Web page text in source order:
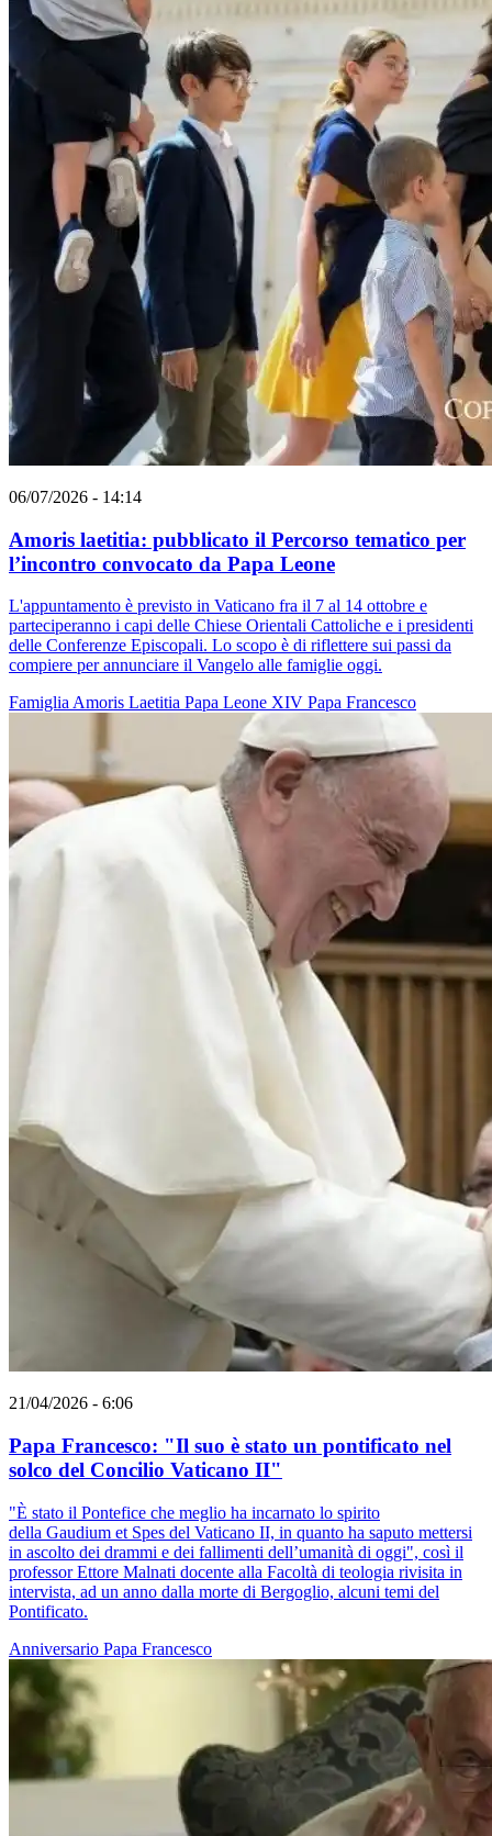
06/07/2026 - 14:14
Amoris laetitia: pubblicato il Percorso tematico per
l’incontro convocato da Papa Leone
L'appuntamento è previsto in Vaticano fra il 7 al 14 ottobre e
parteciperanno i capi delle Chiese Orientali Cattoliche e i presidenti
delle Conferenze Episcopali. Lo scopo è di riflettere sui passi da
compiere per annunciare il Vangelo alle famiglie oggi.
Famiglia Amoris Laetitia Papa Leone XIV Papa Francesco
21/04/2026 - 6:06
Papa Francesco: "Il suo è stato un pontificato nel
solco del Concilio Vaticano II"
"È stato il Pontefice che meglio ha incarnato lo spirito
della Gaudium et Spes del Vaticano II, in quanto ha saputo mettersi
in ascolto dei drammi e dei fallimenti dell’umanità di oggi", così il
professor Ettore Malnati docente alla Facoltà di teologia rivisita in
intervista, ad un anno dalla morte di Bergoglio, alcuni temi del
Pontificato.
Anniversario Papa Francesco